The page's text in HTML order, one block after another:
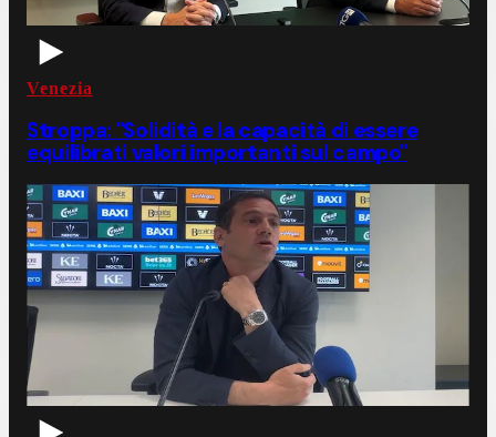
Venezia
Stroppa: "Solidità e la capacità di essere
equilibrati valori importanti sul campo"